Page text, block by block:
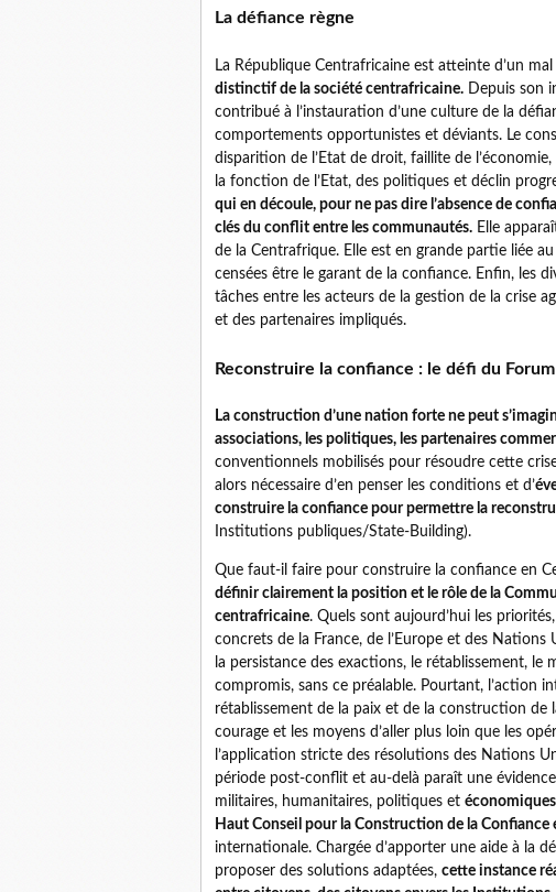
La défiance règne
La République Centrafricaine est atteinte d’un
distinctif de la société centrafricaine. Depuis son
contribué à l’instauration d’une culture de la
comportements opportunistes et déviants. Le
disparition de l’Etat de droit, faillite de
la fonction de l’Etat, des politiques et déclin
qui en découle, pour ne pas dire l’absence de
clés du conflit entre les communautés. Elle
de la Centrafrique. Elle est en grande partie liée
censées être le garant de la confiance. Enfin, les
tâches entre les acteurs de la gestion de la crise
et des partenaires impliqués.
Reconstruire la confiance : le défi du
La construction d’une nation forte ne peut
associations, les politiques, les partenaires
conventionnels mobilisés pour résoudre cette
alors nécessaire d’en penser les conditions et d’
construire la confiance pour permettre la
Institutions publiques/State-Building).
Que faut-il faire pour construire la confiance en
définir clairement la position et le rôle de la
centrafricaine. Quels sont aujourd’hui les
concrets de la France, de l’Europe et des Nations
la persistance des exactions, le rétablissement,
compromis, sans ce préalable. Pourtant, l’action
rétablissement de la paix et de la construction de
courage et les moyens d’aller plus loin que les
l’application stricte des résolutions des Nations
période post-conflit et au-delà paraît une
militaires, humanitaires, politiques et
Haut Conseil pour la Construction de la Confiance
internationale. Chargée d’apporter une aide à la
proposer des solutions adaptées, cette instance